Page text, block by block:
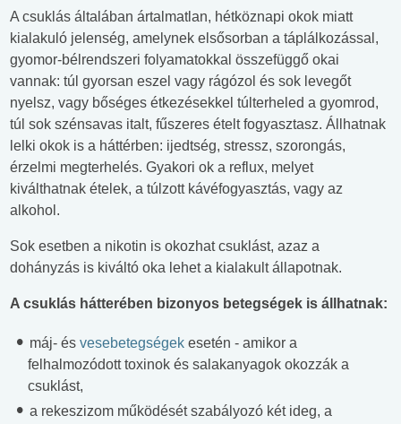
A csuklás általában ártalmatlan, hétköznapi okok miatt
kialakuló jelenség, amelynek elsősorban a táplálkozással,
gyomor-bélrendszeri folyamatokkal összefüggő okai
vannak: túl gyorsan eszel vagy rágózol és sok levegőt
nyelsz, vagy bőséges étkezésekkel túlterheled a gyomrod,
túl sok szénsavas italt, fűszeres ételt fogyasztasz. Állhatnak
lelki okok is a háttérben: ijedtség, stressz, szorongás,
érzelmi megterhelés. Gyakori ok a reflux, melyet
kiválthatnak ételek, a túlzott kávéfogyasztás, vagy az
alkohol.
Sok esetben a nikotin is okozhat csuklást, azaz a
dohányzás is kiváltó oka lehet a kialakult állapotnak.
A csuklás hátterében bizonyos betegségek is állhatnak:
máj- és vesebetegségek esetén - amikor a
felhalmozódott toxinok és salakanyagok okozzák a
csuklást,
a rekeszizom működését szabályozó két ideg, a